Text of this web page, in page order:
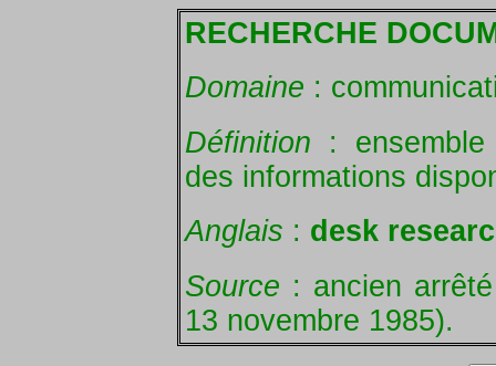
RECHERCHE
Domaine :
Définition :
des informations
Anglais : desk
Source : ancien
13 novembre 1985).